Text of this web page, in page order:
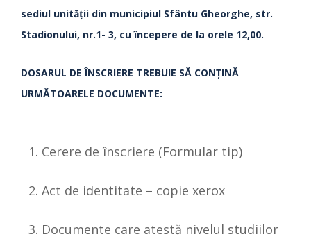
sediul unităţii din municipiul Sfântu Gheorghe, str.
Stadionului, nr.1- 3, cu începere de la orele 12,00.
DOSARUL DE ÎNSCRIERE TREBUIE SĂ CONŢINĂ
URMĂTOARELE DOCUMENTE:
Cerere de înscriere (Formular tip)
Act de identitate – copie xerox
Documente care atestă nivelul studiilor